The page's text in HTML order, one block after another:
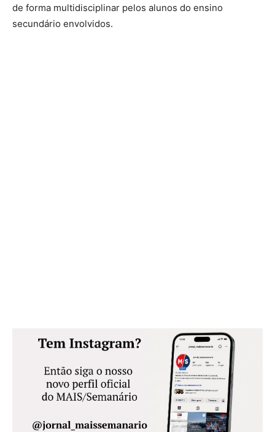
de forma multidisciplinar pelos alunos do ensino
secundário envolvidos.